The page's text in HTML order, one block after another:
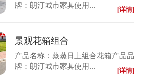
牌：朗汀城市家具使用...
[详情]
景观花箱组合
产品名称：蒸蒸日上组合花箱产品品
牌：朗汀城市家具使用...
[详情]